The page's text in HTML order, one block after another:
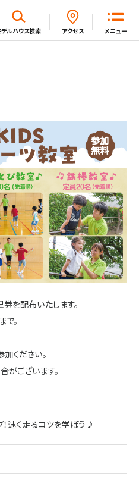
メニュー
デルハウス検索 アクセス
を配布いたします。
。
ください。
ございます。
速く走るコツを学ぼう♪
閉じる
ン一覧